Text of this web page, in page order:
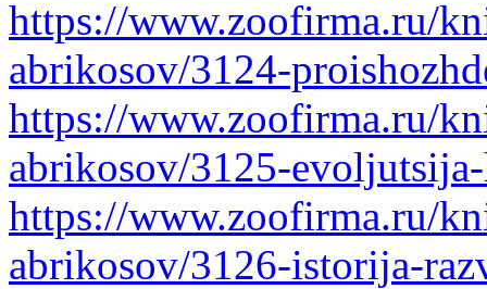
https://www.zoofirma.ru/
abrikosov/3124-
https://www.zoofirma.ru/
abrikosov/3125-
https://www.zoofirma.ru/
abrikosov/3126-istorija-